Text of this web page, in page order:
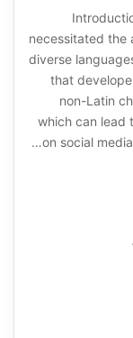
necessitated the
diverse
that
non-Latin
which can lead
on social